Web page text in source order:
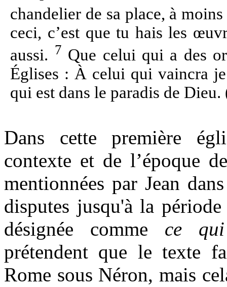
chandelier de sa place, à
ceci, c’est que tu hais les
aussi. 7 Que celui qui a des
Églises : À celui qui vaincra
qui est dans le paradis de
Dans cette première
contexte et de l’époque
mentionnées par Jean
disputes jusqu'à la
désignée comme ce
prétendent que le texte
Rome sous Néron, mais